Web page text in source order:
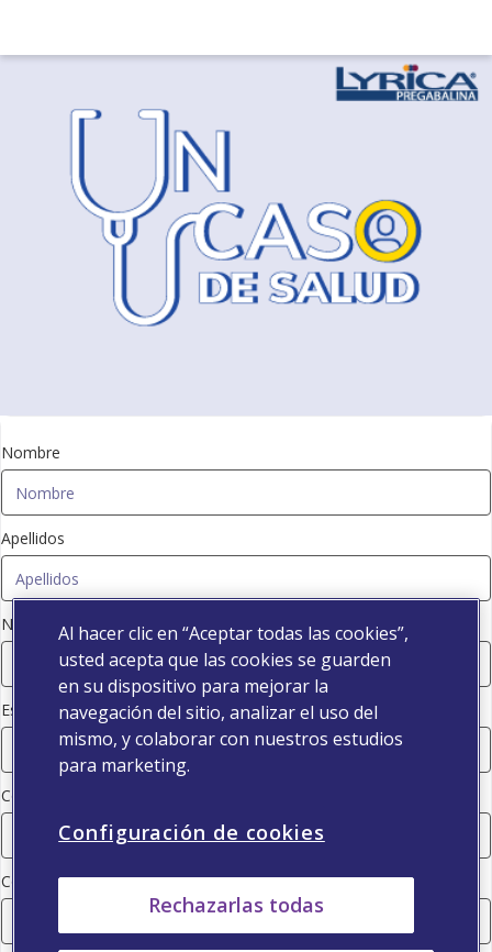
Nombre
Apellidos
Número de colegiado
Especialidad
Código postal
Correo electrónico
Al hacer clic en “Aceptar todas las cookies”,
usted acepta que las cookies se guarden
en su dispositivo para mejorar la
navegación del sitio, analizar el uso del
mismo, y colaborar con nuestros estudios
para marketing.
Configuración de cookies
Rechazarlas todas